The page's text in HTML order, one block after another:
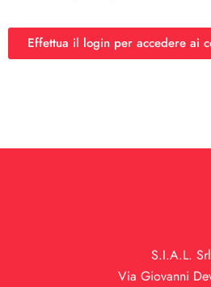
Effettua il login per accedere ai
S.I.A.L. Srl
Via Giovanni